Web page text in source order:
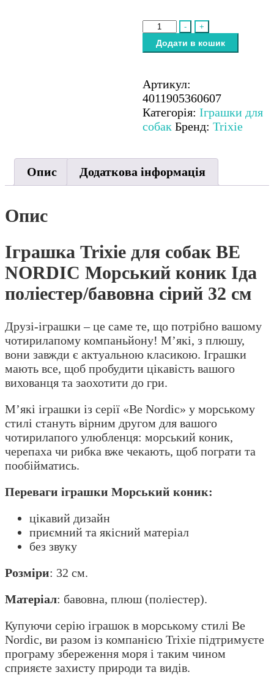
- +
Додати в кошик
Артикул:
4011905360607
Категорія: Іграшки для
собак Бренд: Trixie
Опис Додаткова інформація
Опис
Іграшка Trixie для собак BE
NORDIC Морський коник Іда
поліестер/бавовна сірий 32 см
Друзі-іграшки – це саме те, що потрібно вашому
чотирилапому компаньйону! М’які, з плюшу,
вони завжди є актуальною класикою. Іграшки
мають все, щоб пробудити цікавість вашого
вихованця та заохотити до гри.
М’які іграшки із серії «Be Nordic» у морському
стилі стануть вірним другом для вашого
чотирилапого улюбленця: морський коник,
черепаха чи рибка вже чекають, щоб пограти та
пообійматись.
Переваги іграшки Морський коник:
цікавий дизайн
приємний та якісний матеріал
без звуку
Розміри: 32 см.
Матеріал: бавовна, плюш (поліестер).
Купуючи серію іграшок в морському стилі Be
Nordic, ви разом із компанією Trixie підтримуєте
програму збереження моря і таким чином
сприяєте захисту природи та видів.